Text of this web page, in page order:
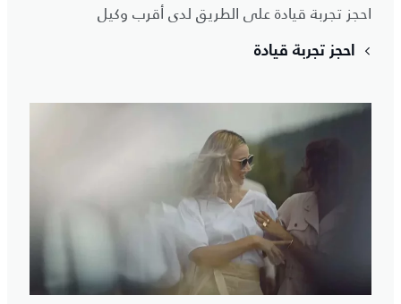
احجز تجربة قيادة على الطريق لدى أقرب وكيل
احجز تجربة قيادة